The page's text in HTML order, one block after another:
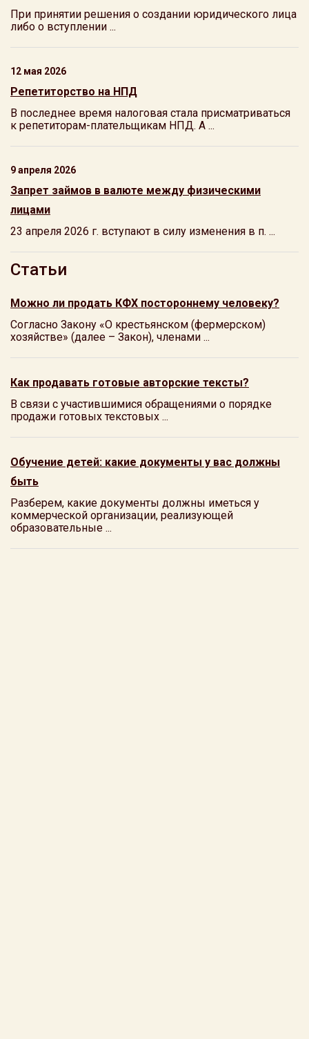
При принятии решения о создании юридического лица
либо о вступлении ...
12 мая 2026
Репетиторство на НПД
В последнее время налоговая стала присматриваться
к репетиторам-плательщикам НПД. А ...
9 апреля 2026
Запрет займов в валюте между физическими
лицами
23 апреля 2026 г. вступают в силу изменения в п. ...
Статьи
Можно ли продать КФХ постороннему человеку?
Согласно Закону «О крестьянском (фермерском)
хозяйстве» (далее – Закон), членами ...
Как продавать готовые авторские тексты?
В связи с участившимися обращениями о порядке
продажи готовых текстовых ...
Обучение детей: какие документы у вас должны
быть
Разберем, какие документы должны иметься у
коммерческой организации, реализующей
образовательные ...